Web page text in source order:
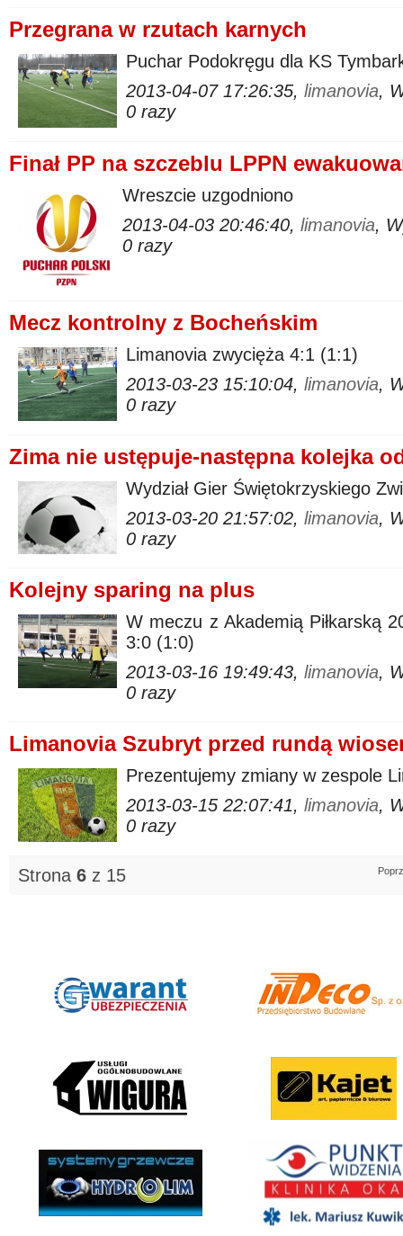
Przegrana w rzutach karnych
Puchar Podokręgu dla KS
2013-04-07 17:26:35, limanovia,
0 razy
Finał PP na szczeblu LPPN
Wreszcie uzgodniono
2013-04-03 20:46:40, limanovia,
0 razy
Mecz kontrolny z Bocheńskim
Limanovia zwycięża 4:1 (1:1)
2013-03-23 15:10:04, limanovia,
0 razy
Zima nie ustępuje-następna kolejka
Wydział Gier Świętokrzyskiego
2013-03-20 21:57:02, limanovia,
0 razy
Kolejny sparing na plus
W meczu z Akademią Piłkarską
3:0 (1:0)
2013-03-16 19:49:43, limanovia,
0 razy
Limanovia Szubryt przed rundą
Prezentujemy zmiany w zespole
2013-03-15 22:07:41, limanovia,
0 razy
Strona 6 z 15